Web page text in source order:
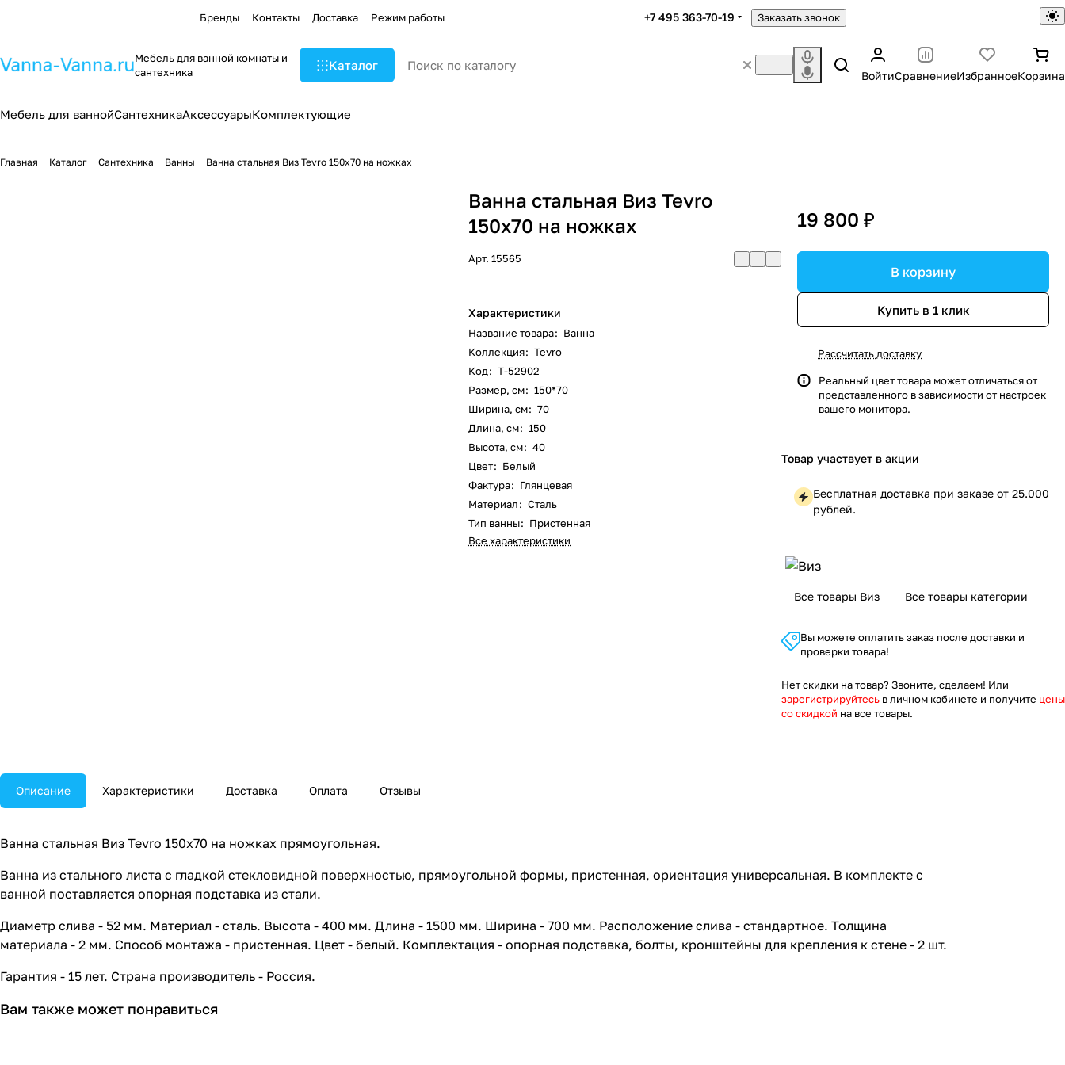
Бренды Контакты Доставка Режим работы +7 495 363-70-19 Заказать звонок
Мебель для ванной комнаты и
сантехника
Каталог
ВойтиСравнениеИзбранноеКорзина
Мебель для ваннойСантехникаАксессуарыКомплектующие
Главная Каталог Сантехника Ванны Ванна стальная Виз Tevro 150x70 на ножках
Ванна стальная Виз Tevro
150x70 на ножках
Арт.15565
Характеристики
Название товара: Ванна
Коллекция: Tevro
Код: Т-52902
Размер, см: 150*70
Ширина, см: 70
Длина, см: 150
Высота, см: 40
Цвет: Белый
Фактура: Глянцевая
Материал: Сталь
Тип ванны: Пристенная
Все характеристики
19 800 ₽
В корзину
Купить в 1 клик
Рассчитать доставку
Реальный цвет товара может отличаться от
представленного в зависимости от настроек
вашего монитора.
Товар участвует в акции
Бесплатная доставка при заказе от 25.000
рублей.
Все товары Виз Все товары категории
Вы можете оплатить заказ после доставки и
проверки товара!
Нет скидки на товар? Звоните, сделаем! Или
зарегистрируйтесь в личном кабинете и получите цены
со скидкой на все товары.
Описание Характеристики Доставка Оплата Отзывы
Ванна стальная Виз Tevro 150x70 на ножках прямоугольная.
Ванна из стального листа с гладкой стекловидной поверхностью, прямоугольной формы, пристенная, ориентация универсальная. В комплекте с
ванной поставляется опорная подставка из стали.
Диаметр слива - 52 мм. Материал - сталь. Высота - 400 мм. Длина - 1500 мм. Ширина - 700 мм. Расположение слива - стандартное. Толщина
материала - 2 мм. Способ монтажа - пристенная. Цвет - белый. Комплектация - опорная подставка, болты, кронштейны для крепления к стене - 2 шт.
Гарантия - 15 лет. Страна производитель - Россия.
Вам также может понравиться